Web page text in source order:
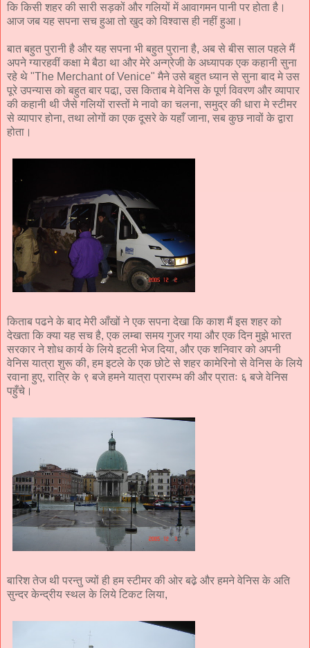
कि किसी शहर की सारी सड़कों और गलियों में आवागमन पानी पर होता है।
आज जब यह सपना सच हुआ तो खुद को विश्वास ही नहीं हुआ।
बात बहुत पुरानी है और यह सपना भी बहुत पुराना है, अब से बीस साल पहले मैं
अपने ग्यारहवीं कक्षा मे बैठा था और मेरे अन्ग्रेजी के अध्यापक एक कहानी सुना
रहे थे "The Merchant of Venice" मैने उसे बहुत ध्यान से सुना बाद मे उस
पूरे उपन्यास को बहुत बार पढा़, उस किताब मे वेनिस के पूर्ण विवरण और व्यापार
की कहानी थी जैसे गलियों रास्तों मे नावो का चलना, समुद्र की धारा मे स्टीमर
से व्यापार होना, तथा लोगों का एक दूसरे के यहाँ जाना, सब कुछ नावों के द्वारा
होता।
किताब पढने के बाद मेरी आँखों ने एक सपना देखा कि काश मैं इस शहर को
देखता कि क्या यह सच है, एक लम्बा समय गुजर गया और एक दिन मुझे भारत
सरकार ने शोध कार्य के लिये इटली भेज दिया, और एक शनिवार को अपनी
वेनिस यात्रा शुरू की, हम इटले के एक छोटे से शहर कामेरिनो से वेनिस के लिये
रवाना हुए, रात्रि के ९ बजे हमने यात्रा प्रारम्भ की और प्रातः ६ बजे वेनिस
पहुँचे।
बारिश तेज थी परन्तु ज्यों ही हम स्टीमर की ओर बढे़ और हमने वेनिस के अति
सुन्दर केन्द्रीय स्थल के लिये टिकट लिया,